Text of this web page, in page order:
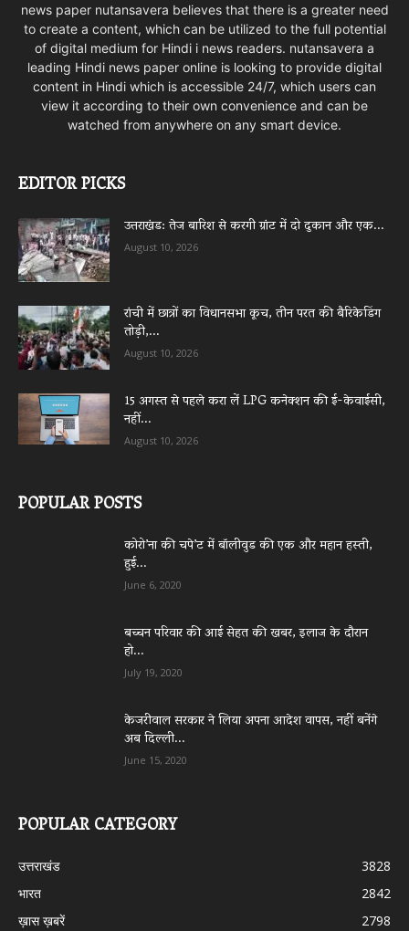
news paper nutansavera believes that there is a greater need
to create a content, which can be utilized to the full potential
of digital medium for Hindi i news readers. nutansavera a
leading Hindi news paper online is looking to provide digital
content in Hindi which is accessible 24/7, which users can
view it according to their own convenience and can be
watched from anywhere on any smart device.
EDITOR PICKS
उत्तराखंड: तेज बारिश से करगी ग्रांट में दो दुकान और एक...
August 10, 2026
रांची में छात्रों का विधानसभा कूच, तीन परत की बैरिकेडिंग
तोड़ी,...
August 10, 2026
15 अगस्त से पहले करा लें LPG कनेक्शन की ई-केवाईसी,
नहीं...
August 10, 2026
POPULAR POSTS
कोरो’ना की चपे’ट में बॉलीवुड की एक और महान हस्ती,
हुई...
June 6, 2020
बच्चन परिवार की आई सेहत की खबर, इलाज के दौरान
हो...
July 19, 2020
केजरीवाल सरकार ने लिया अपना आदेश वापस, नहीं बनेंगे
अब दिल्ली...
June 15, 2020
POPULAR CATEGORY
उत्तराखंड
3828
भारत
2842
ख़ास ख़बरें
2798